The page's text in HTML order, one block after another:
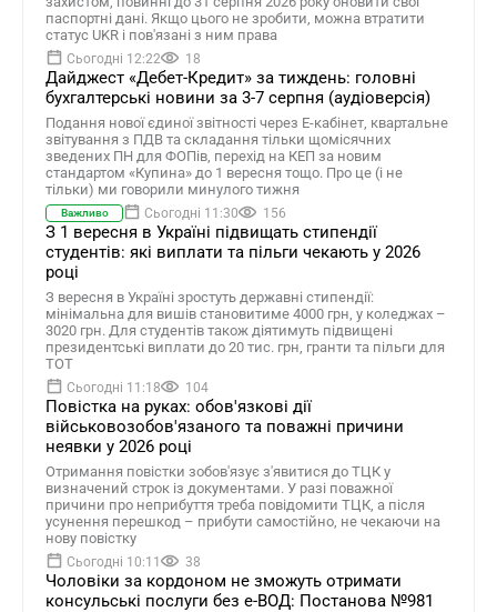
паспортні дані. Якщо цього не зробити, можна втратити
статус UKR і пов'язані з ним права
Сьогодні 12:22 18
Дайджест «Дебет-Кредит» за тиждень: головні
бухгалтерські новини за 3-7 серпня (аудіоверсія)
Подання нової єдиної звітності через Е-кабінет, квартальне
звітування з ПДВ та складання тільки щомісячних
зведених ПН для ФОПів, перехід на КЕП за новим
стандартом «Купина» до 1 вересня тощо. Про це (і не
тільки) ми говорили минулого тижня
Важливо Сьогодні 11:30 156
З 1 вересня в Україні підвищать стипендії
студентів: які виплати та пільги чекають у 2026
році
З вересня в Україні зростуть державні стипендії:
мінімальна для вишів становитиме 4000 грн, у коледжах –
3020 грн. Для студентів також діятимуть підвищені
президентські виплати до 20 тис. грн, гранти та пільги для
ТОТ
Сьогодні 11:18 104
Повістка на руках: обов'язкові дії
військовозобов'язаного та поважні причини
неявки у 2026 році
Отримання повістки зобов'язує з'явитися до ТЦК у
визначений строк із документами. У разі поважної
причини про неприбуття треба повідомити ТЦК, а після
усунення перешкод – прибути самостійно, не чекаючи на
нову повістку
Сьогодні 10:11 38
Чоловіки за кордоном не зможуть отримати
консульські послуги без е-ВОД: Постанова №981